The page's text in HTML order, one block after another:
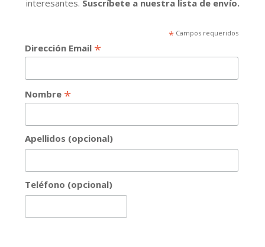
interesantes. Suscríbete a nuestra lista de envío.
*Campos requeridos
Dirección Email *
Nombre *
Apellidos (opcional)
Teléfono (opcional)